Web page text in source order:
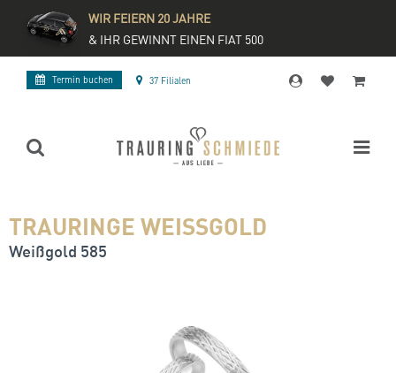
WIR FEIERN 20 JAHRE
& IHR GEWINNT EINEN FIAT 500
Termin buchen 37 Filialen
TRAURINGE WEISSGOLD
Weißgold 585